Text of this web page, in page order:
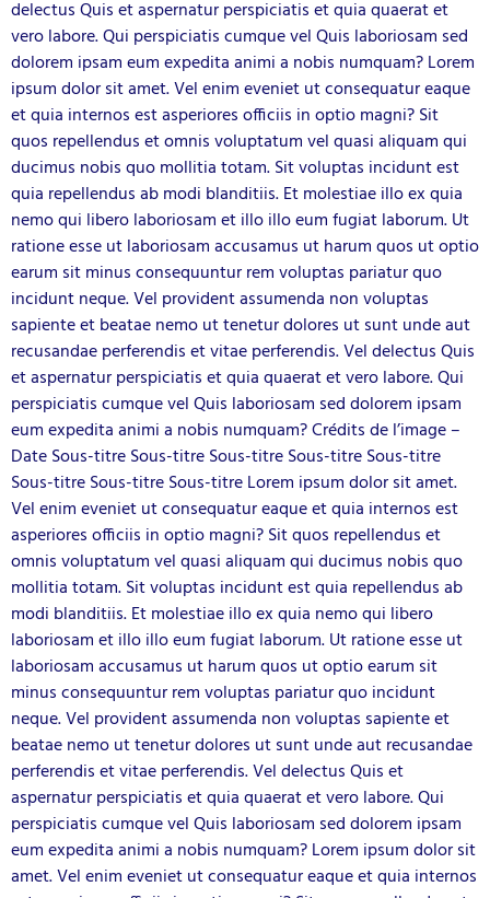
delectus Quis et aspernatur perspiciatis et quia quaerat et
vero labore. Qui perspiciatis cumque vel Quis laboriosam sed
dolorem ipsam eum expedita animi a nobis numquam? Lorem
ipsum dolor sit amet. Vel enim eveniet ut consequatur eaque
et quia internos est asperiores officiis in optio magni? Sit
quos repellendus et omnis voluptatum vel quasi aliquam qui
ducimus nobis quo mollitia totam. Sit voluptas incidunt est
quia repellendus ab modi blanditiis. Et molestiae illo ex quia
nemo qui libero laboriosam et illo illo eum fugiat laborum. Ut
ratione esse ut laboriosam accusamus ut harum quos ut optio
earum sit minus consequuntur rem voluptas pariatur quo
incidunt neque. Vel provident assumenda non voluptas
sapiente et beatae nemo ut tenetur dolores ut sunt unde aut
recusandae perferendis et vitae perferendis. Vel delectus Quis
et aspernatur perspiciatis et quia quaerat et vero labore. Qui
perspiciatis cumque vel Quis laboriosam sed dolorem ipsam
eum expedita animi a nobis numquam? Crédits de l’image –
Date Sous-titre Sous-titre Sous-titre Sous-titre Sous-titre
Sous-titre Sous-titre Sous-titre Lorem ipsum dolor sit amet.
Vel enim eveniet ut consequatur eaque et quia internos est
asperiores officiis in optio magni? Sit quos repellendus et
omnis voluptatum vel quasi aliquam qui ducimus nobis quo
mollitia totam. Sit voluptas incidunt est quia repellendus ab
modi blanditiis. Et molestiae illo ex quia nemo qui libero
laboriosam et illo illo eum fugiat laborum. Ut ratione esse ut
laboriosam accusamus ut harum quos ut optio earum sit
minus consequuntur rem voluptas pariatur quo incidunt
neque. Vel provident assumenda non voluptas sapiente et
beatae nemo ut tenetur dolores ut sunt unde aut recusandae
perferendis et vitae perferendis. Vel delectus Quis et
aspernatur perspiciatis et quia quaerat et vero labore. Qui
perspiciatis cumque vel Quis laboriosam sed dolorem ipsam
eum expedita animi a nobis numquam? Lorem ipsum dolor sit
amet. Vel enim eveniet ut consequatur eaque et quia internos